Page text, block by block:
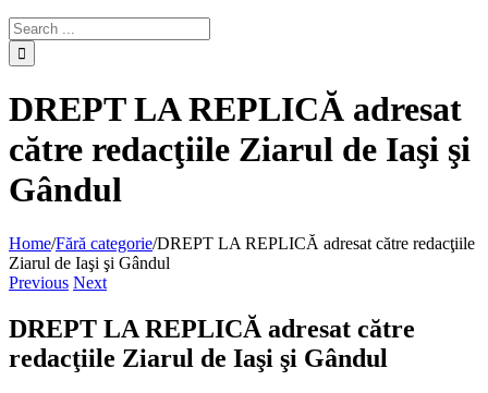
DREPT LA REPLICĂ adresat
către redacţiile Ziarul de Iaşi şi
Gândul
Home/Fără categorie/DREPT LA REPLICĂ adresat către redacţiile
Ziarul de Iaşi şi Gândul
Previous Next
DREPT LA REPLICĂ adresat către
redacţiile Ziarul de Iaşi şi Gândul